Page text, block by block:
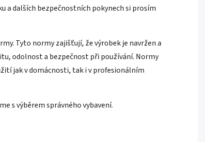
a dalších bezpečnostních pokynech si prosím
Tyto normy zajišťují, že výrobek je navržen a
odolnost a bezpečnost při používání. Normy
jak v domácnosti, tak i v profesionálním
s výběrem správného vybavení.